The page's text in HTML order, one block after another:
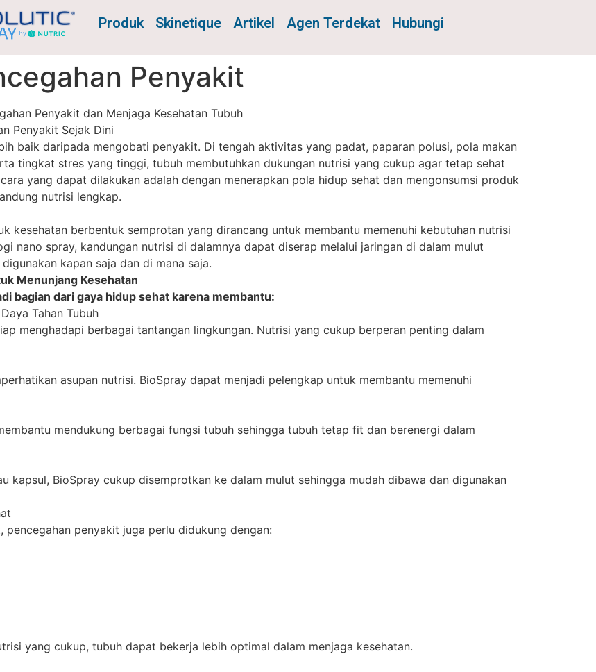
Produk Skinetique Artikel Agen Terdekat Hubungi
Penyakit
Penyakit dan Menjaga Kesehatan Tubuh
Penyakit Sejak Dini
baik daripada mengobati penyakit. Di tengah aktivitas yang padat, paparan polusi, pola makan
tingkat stres yang tinggi, tubuh membutuhkan dukungan nutrisi yang cukup agar tetap sehat
yang dapat dilakukan adalah dengan menerapkan pola hidup sehat dan mengonsumsi produk
nutrisi lengkap.
kesehatan berbentuk semprotan yang dirancang untuk membantu memenuhi kebutuhan nutrisi
nano spray, kandungan nutrisi di dalamnya dapat diserap melalui jaringan di dalam mulut
kapan saja dan di mana saja.
Menunjang Kesehatan
bagian dari gaya hidup sehat karena membantu:
Tahan Tubuh
menghadapi berbagai tantangan lingkungan. Nutrisi yang cukup berperan penting dalam
asupan nutrisi. BioSpray dapat menjadi pelengkap untuk membantu memenuhi
mendukung berbagai fungsi tubuh sehingga tubuh tetap fit dan berenergi dalam
kapsul, BioSpray cukup disemprotkan ke dalam mulut sehingga mudah dibawa dan digunakan
penyakit juga perlu didukung dengan:
yang cukup, tubuh dapat bekerja lebih optimal dalam menjaga kesehatan.